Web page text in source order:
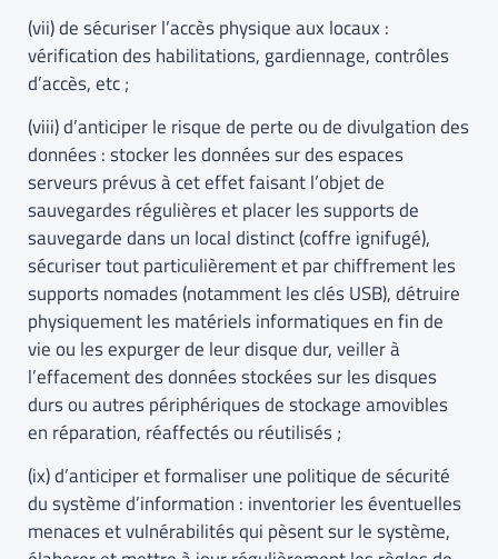
(vii) de sécuriser l’accès physique aux locaux :
vérification des habilitations, gardiennage, contrôles
d’accès, etc ;
(viii) d’anticiper le risque de perte ou de divulgation des
données : stocker les données sur des espaces
serveurs prévus à cet effet faisant l’objet de
sauvegardes régulières et placer les supports de
sauvegarde dans un local distinct (coffre ignifugé),
sécuriser tout particulièrement et par chiffrement les
supports nomades (notamment les clés USB), détruire
physiquement les matériels informatiques en fin de
vie ou les expurger de leur disque dur, veiller à
l’effacement des données stockées sur les disques
durs ou autres périphériques de stockage amovibles
en réparation, réaffectés ou réutilisés ;
(ix) d’anticiper et formaliser une politique de sécurité
du système d’information : inventorier les éventuelles
menaces et vulnérabilités qui pèsent sur le système,